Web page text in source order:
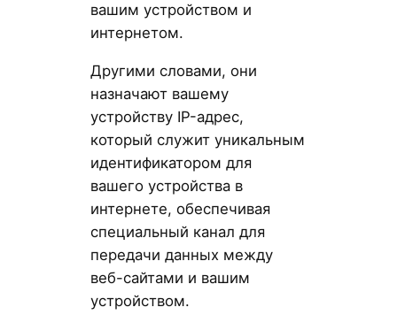
вашим устройством и
интернетом.
Другими словами, они
назначают вашему
устройству IP-адрес,
который служит уникальным
идентификатором для
вашего устройства в
интернете, обеспечивая
специальный канал для
передачи данных между
веб-сайтами и вашим
устройством.